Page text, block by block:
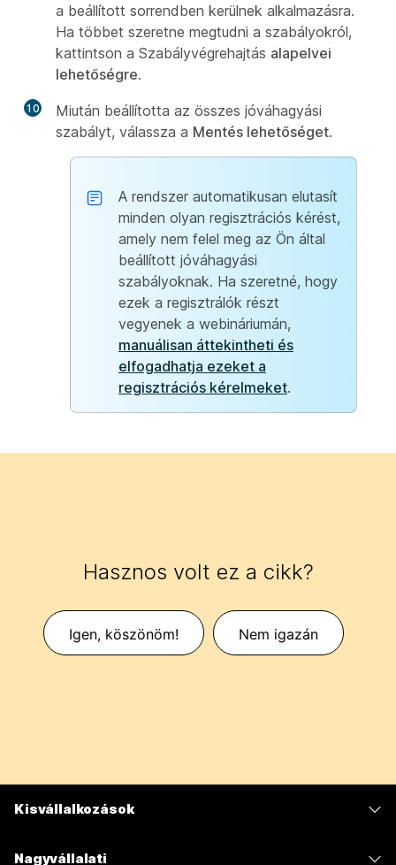
a beállított sorrendben kerülnek alkalmazásra.
Ha többet szeretne megtudni a szabályokról,
kattintson a Szabályvégrehajtás alapelvei
lehetőségre.
10
Miután beállította az összes jóváhagyási
szabályt, válassza a Mentés lehetőséget.
A rendszer automatikusan elutasít
minden olyan regisztrációs kérést,
amely nem felel meg az Ön által
beállított jóváhagyási
szabályoknak. Ha szeretné, hogy
ezek a regisztrálók részt
vegyenek a webináriumán,
manuálisan áttekintheti és
elfogadhatja ezeket a
regisztrációs kérelmeket.
Hasznos volt ez a cikk?
Igen, köszönöm! Nem igazán
Kisvállalkozások
Nagyvállalati